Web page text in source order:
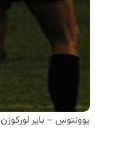
یوونتوس – بایر لورکوزن